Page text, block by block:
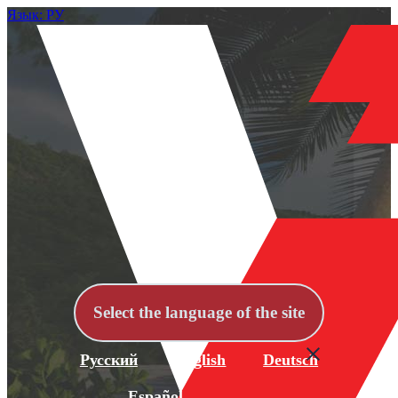
Язык: РУ
Select the language of the site
Русский English Deutsch